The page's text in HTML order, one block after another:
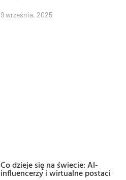
9 września, 2025
Co dzieje się na świecie: AI-
influencerzy i wirtualne postaci